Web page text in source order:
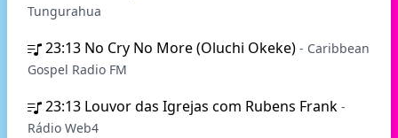
Tungurahua
23:13 No Cry No More (Oluchi Okeke) - Caribbean
Gospel Radio FM
23:13 Louvor das Igrejas com Rubens Frank -
Rádio Web4